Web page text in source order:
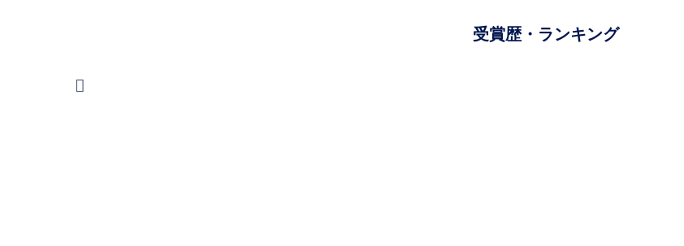
受賞歴・ランキング